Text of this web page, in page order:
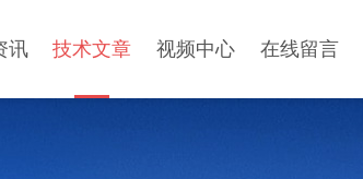
讯 技术文章 视频中心 在线留言